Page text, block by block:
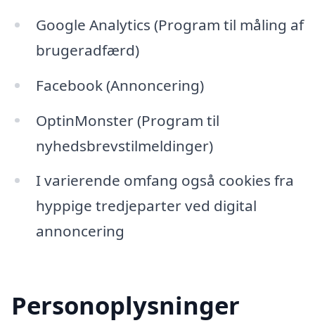
Google Analytics (Program til måling af
brugeradfærd)
Facebook (Annoncering)
OptinMonster (Program til
nyhedsbrevstilmeldinger)
I varierende omfang også cookies fra
hyppige tredjeparter ved digital
annoncering
Personoplysninger